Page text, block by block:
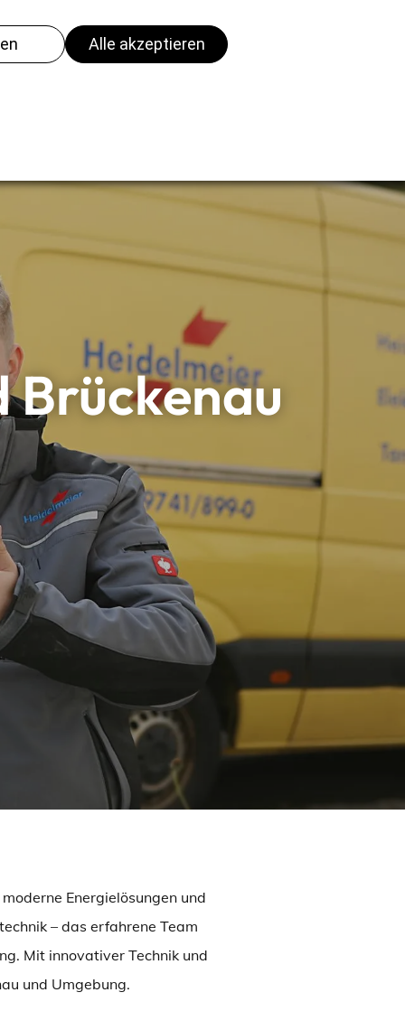
Kontakt Kontakt
Brückenau
Energielösungen und
– das erfahrene Team
Mit innovativer Technik und
und Umgebung.